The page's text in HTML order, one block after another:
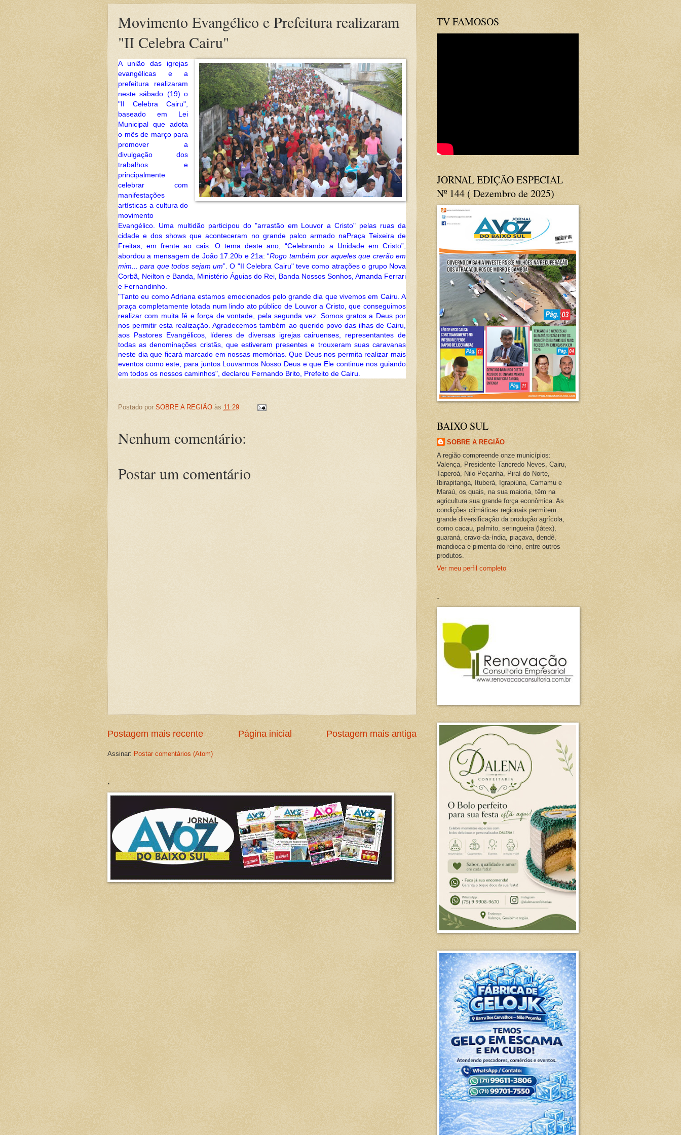
Movimento Evangélico e Prefeitura realizaram
"II Celebra Cairu"
A união das igrejas
evangélicas e a
prefeitura realizaram
neste sábado (19) o
"II Celebra Cairu",
baseado em Lei
Municipal que adota
o mês de março para
promover a
divulgação dos
trabalhos e
principalmente
celebrar com
manifestações
artísticas a cultura do
movimento
Evangélico. Uma multidão participou do "arrastão em Louvor a Cristo" pelas ruas da
cidade e dos shows que aconteceram no grande palco armado na Praça Teixeira de
Freitas , em frente ao cais. O tema deste ano, “Celebrando a Unidade em Cristo”,
abordou a mensagem de João 17.20b e 21a: “Rogo também por aqueles que crerão em
mim...
para que todos sejam um” . O "II Celebra Cairu" teve como atrações o grupo Nova
Corbã, Neilton e Banda, Ministério Águias do Rei, Banda Nossos Sonhos, Amanda Ferrari
e Fernandinho.
"Tanto eu como Adriana estamos emocionados pelo grande dia que vivemos em Cairu. A
praça completamente lotada num lindo ato público de Louvor a Cristo, que conseguimos
realizar com muita fé e força de vontade, pela segunda vez. Somos gratos a Deus por
nos permitir esta realização. Agradecemos também ao querido povo das ilhas de Cairu,
aos Pastores Evangélicos, líderes de diversas igrejas cairuenses, representantes de
todas as denominações cristãs, que estiveram presentes e trouxeram suas caravanas
neste dia que ficará marcado em nossas memórias. Que Deus nos permita realizar mais
eventos como este, para juntos Louvarmos Nosso Deus e que Ele continue nos guiando
em todos os nossos caminhos", declarou Fernando Brito, Prefeito de Cairu.
Postado por SOBRE A REGIÃO às 11:29
Nenhum comentário:
Postar um comentário
Postagem mais recente Postagem mais antiga
Página inicial
Assinar: Postar comentários (Atom)
.
TV FAMOSOS
JORNAL EDIÇÃO ESPECIAL
Nº 144 ( Dezembro de 2025)
BAIXO SUL
SOBRE A REGIÃO
A região compreende onze municípios:
Valença, Presidente Tancredo Neves, Cairu,
Taperoá, Nilo Peçanha, Piraí do Norte,
Ibirapitanga, Ituberá, Igrapiúna, Camamu e
Maraú, os quais, na sua maioria, têm na
agricultura sua grande força econômica. As
condições climáticas regionais permitem
grande diversificação da produção agrícola,
como cacau, palmito, seringueira (látex),
guaraná, cravo-da-índia, piaçava, dendê,
mandioca e pimenta-do-reino, entre outros
produtos.
Ver meu perfil completo
.